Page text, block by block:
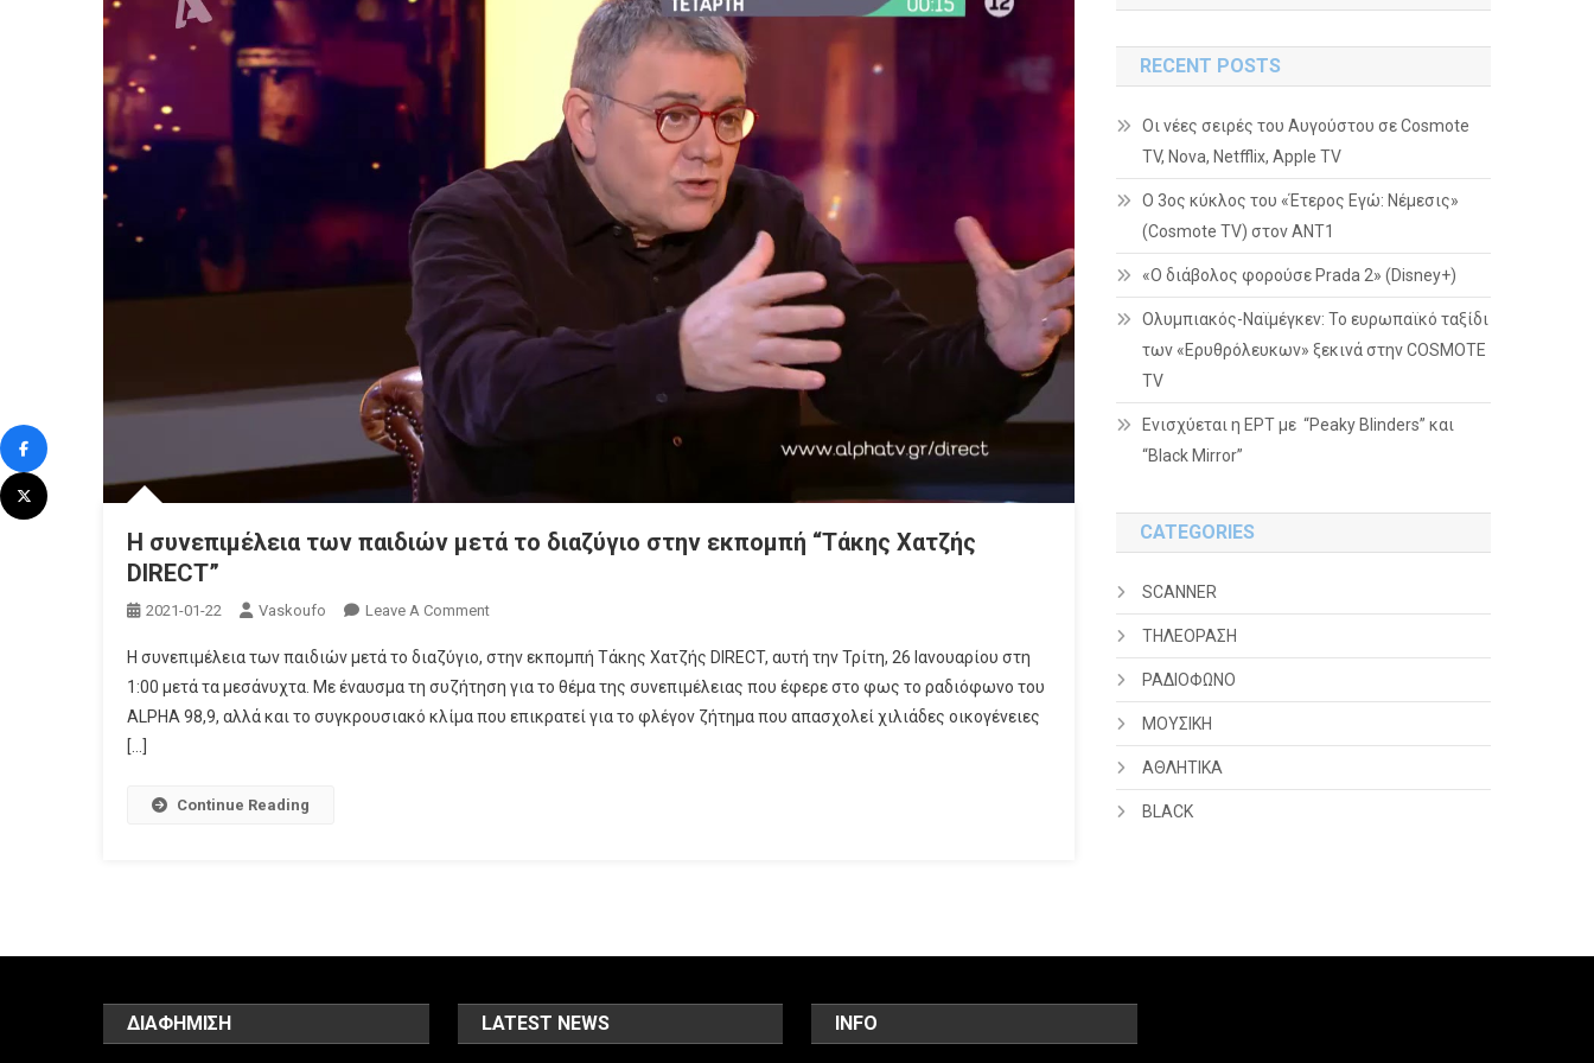
Η συνεπιμέλεια των παιδιών μετά το διαζύγιο στην εκπομπή “Τάκης Χατζής
DIRECT”
2021-01-22 Vaskoufo Leave A CommentOn
Συνεπιμέλεια
Των
Παιδιών
Η συνεπιμέλεια των παιδιών μετά το διαζύγιο, στην εκπομπή Τάκης Χατζής DIRECT, αυτή την Τρίτη, 26 Ιανουαρίου στη
1:00 μετά τα μεσάνυχτα. Με έναυσμα τη συζήτηση για το θέμα της συνεπιμέλειας που έφερε στο φως το ραδιόφωνο του
ALPHA 98,9, αλλά και το συγκρουσιακό κλίμα που επικρατεί για το φλέγον ζήτημα που απασχολεί χιλιάδες οικογένειες
[…]
Continue Reading
RECENT POSTS
Οι νέες σειρές του Αυγούστου σε Cosmote
TV, Nova, Netfflix, Apple TV
Ο 3ος κύκλος του «Έτερος Εγώ: Νέμεσις»
(Cosmote TV) στον ΑΝΤ1
«Ο διάβολος φορούσε Prada 2» (Disney+)
Ολυμπιακός-Ναϊμέγκεν: Το ευρωπαϊκό ταξίδι
των «Ερυθρόλευκων» ξεκινά στην COSMOTE
TV
Ενισχύεται η ΕΡΤ με “Peaky Blinders” και
“Black Mirror”
CATEGORIES
SCANNER
ΤΗΛΕΟΡΑΣΗ
ΡΑΔΙΟΦΩΝΟ
ΜΟΥΣΙΚΗ
ΑΘΛΗΤΙΚΑ
BLACK
ΔΙΑΦΗΜΙΣΗ LATEST NEWS INFO